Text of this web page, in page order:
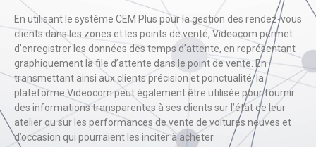
En utilisant le système CEM Plus pour la gestion des rendez-vous
clients dans les zones et les points de vente, Videocom permet
d’enregistrer les données des temps d’attente, en représentant
graphiquement la file d’attente dans le point de vente. En
transmettant ainsi aux clients précision et ponctualité, la
plateforme Videocom peut également être utilisée pour fournir
des informations transparentes à ses clients sur l’état de leur
atelier ou sur les performances de vente de voitures neuves et
d’occasion qui pourraient les inciter à acheter.